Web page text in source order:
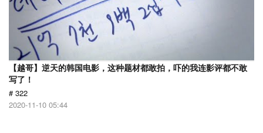
【越哥】逆天的韩国电影，这种题材都敢拍，吓的我连影评都不敢
写了！
# 322
2020-11-10 05:44